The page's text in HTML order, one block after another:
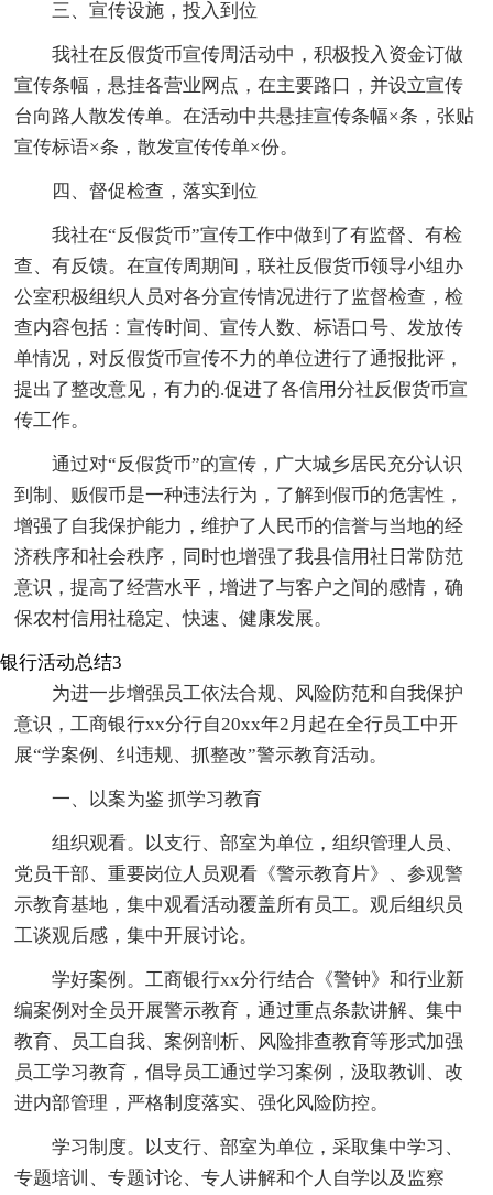
三、宣传设施，投入到位
我社在反假货币宣传周活动中，积极投入资金订做
宣传条幅，悬挂各营业网点，在主要路口，并设立宣传
台向路人散发传单。在活动中共悬挂宣传条幅×条，张贴
宣传标语×条，散发宣传传单×份。
四、督促检查，落实到位
我社在“反假货币”宣传工作中做到了有监督、有检
查、有反馈。在宣传周期间，联社反假货币领导小组办
公室积极组织人员对各分宣传情况进行了监督检查，检
查内容包括：宣传时间、宣传人数、标语口号、发放传
单情况，对反假货币宣传不力的单位进行了通报批评，
提出了整改意见，有力的.促进了各信用分社反假货币宣
传工作。
通过对“反假货币”的宣传，广大城乡居民充分认识
到制、贩假币是一种违法行为，了解到假币的危害性，
增强了自我保护能力，维护了人民币的信誉与当地的经
济秩序和社会秩序，同时也增强了我县信用社日常防范
意识，提高了经营水平，增进了与客户之间的感情，确
保农村信用社稳定、快速、健康发展。
银行活动总结3
为进一步增强员工依法合规、风险防范和自我保护
意识，工商银行xx分行自20xx年2月起在全行员工中开
展“学案例、纠违规、抓整改”警示教育活动。
一、以案为鉴 抓学习教育
组织观看。以支行、部室为单位，组织管理人员、
党员干部、重要岗位人员观看《警示教育片》、参观警
示教育基地，集中观看活动覆盖所有员工。观后组织员
工谈观后感，集中开展讨论。
学好案例。工商银行xx分行结合《警钟》和行业新
编案例对全员开展警示教育，通过重点条款讲解、集中
教育、员工自我、案例剖析、风险排查教育等形式加强
员工学习教育，倡导员工通过学习案例，汲取教训、改
进内部管理，严格制度落实、强化风险防控。
学习制度。以支行、部室为单位，采取集中学习、
专题培训、专题讨论、专人讲解和个人自学以及监察